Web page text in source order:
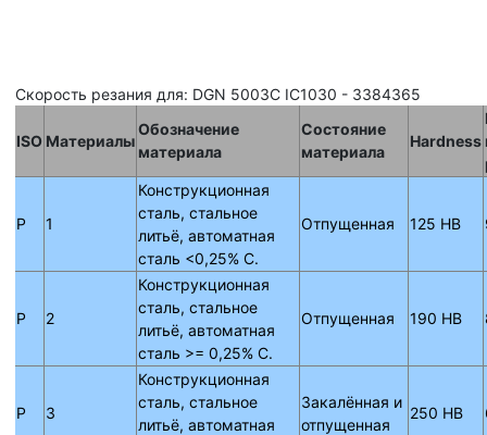
Скорость резания для: DGN 5003C IC1030 - 3384365
ISO Материалы
Обозначение
материала
Состояние
материала
Hardness
P 1
Конструкционная
сталь, стальное
литьё, автоматная
сталь <0,25% C.
Отпущенная 125 HB
P 2
Конструкционная
сталь, стальное
литьё, автоматная
сталь >= 0,25% C.
Отпущенная 190 HB
P 3
Конструкционная
сталь, стальное
литьё, автоматная
Закалённая и
отпущенная
250 HB